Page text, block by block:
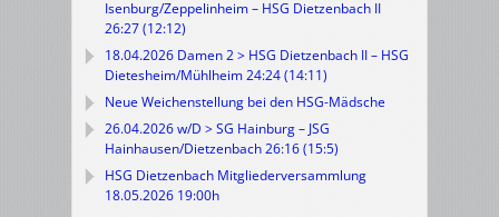
Isenburg/Zeppelinheim – HSG Dietzenbach II
26:27 (12:12)
18.04.2026 Damen 2 > HSG Dietzenbach II – HSG
Dietesheim/Mühlheim 24:24 (14:11)
Neue Weichenstellung bei den HSG-Mädsche
26.04.2026 w/D > SG Hainburg – JSG
Hainhausen/Dietzenbach 26:16 (15:5)
HSG Dietzenbach Mitgliederversammlung
18.05.2026 19:00h